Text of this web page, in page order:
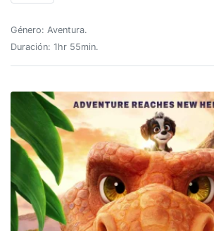
Género: Aventura.
Duración: 1hr 55min.